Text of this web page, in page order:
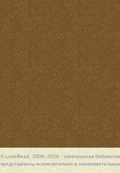
© LoveRead, 2009–2026 - электронная
представлены исключительно в